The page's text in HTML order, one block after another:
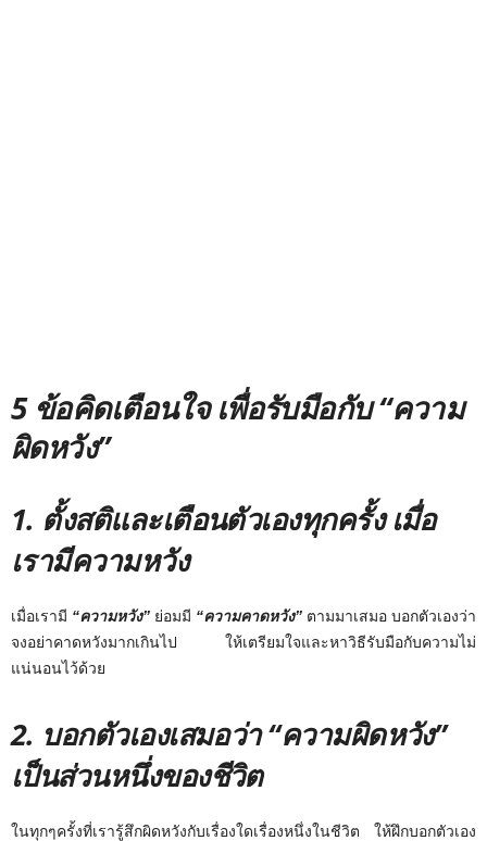
5 ข้อคิดเตือนใจ เพื่อรับมือกับ “ความ
ผิดหวัง”
1. ตั้งสติและเตือนตัวเองทุกครั้ง เมื่อ
เรามีความหวัง
เมื่อเรามี “ความหวัง” ย่อมมี “ความคาดหวัง” ตามมาเสมอ บอกตัวเองว่า
จงอย่าคาดหวังมากเกินไป ให้เตรียมใจและหาวิธีรับมือกับความไม่
แน่นอนไว้ด้วย
2. บอกตัวเองเสมอว่า “ความผิดหวัง”
เป็นส่วนหนึ่งของชีวิต
ในทุกๆครั้งที่เรารู้สึกผิดหวังกับเรื่องใดเรื่องหนึ่งในชีวิต ให้ฝึกบอกตัวเอง